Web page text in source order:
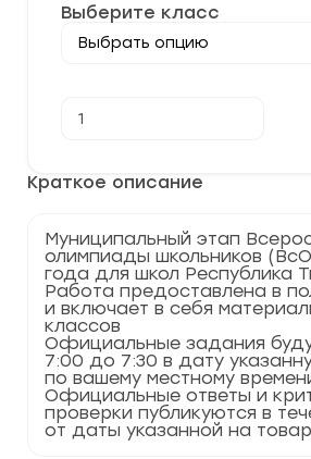
Краткое описание
Муниципальный этап
олимпиады школьников
года для школ Республика
Работа предоставлена в
и включает в себя
классов
Официальные задания
7:00 до 7:30 в дату
по вашему местному
Официальные ответы и
проверки публикуются в
от даты указанной на
Выберите класс
товара
этап
по
2024
учебный
год
по
Республике
Тыва
17
регион